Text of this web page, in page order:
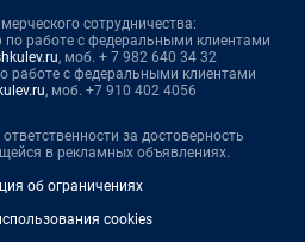
сотрудничества:
работе с федеральными клиентами
, моб. + 7 982 640 34 32
работе с федеральными клиентами
, моб. +7 910 402 4056
за достоверность
в рекламных объявлениях.
об ограничениях
cookies